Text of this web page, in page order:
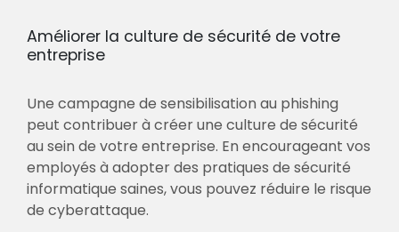
Améliorer la culture de sécurité de votre
entreprise
Une campagne de sensibilisation au phishing
peut contribuer à créer une culture de sécurité
au sein de votre entreprise. En encourageant vos
employés à adopter des pratiques de sécurité
informatique saines, vous pouvez réduire le risque
de cyberattaque.